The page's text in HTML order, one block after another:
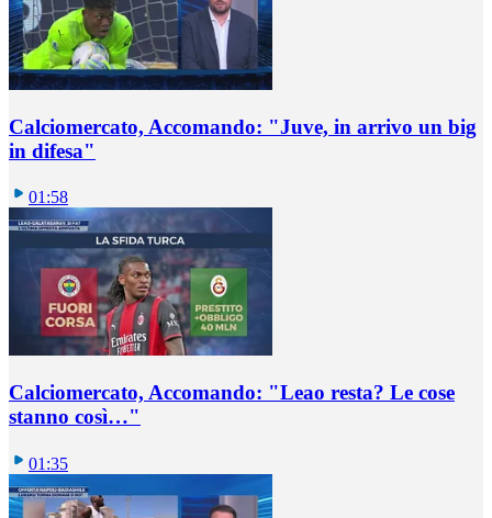
Calciomercato, Accomando: "Juve, in arrivo un big
in difesa"
01:58
Calciomercato, Accomando: "Leao resta? Le cose
stanno così…"
01:35